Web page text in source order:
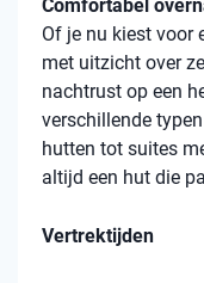
Comfortabel
Of je nu kiest voor
met uitzicht over
nachtrust op een
verschillende
hutten tot suites
altijd een hut die
Vertrektijden